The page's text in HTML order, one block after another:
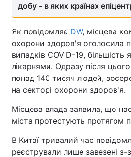
добу - в яких країнах
Як повідомляє DW, місцева
охорони здоров'я оголосила
випадків COVID-19, більшість
лікарнями. Одразу після
понад 140 тисяч людей,
на секторі охорони здоров'я.
Місцева влада заявила, що
міста протестують протягом
В Китаї тривалий час
реєстрували лише завезені